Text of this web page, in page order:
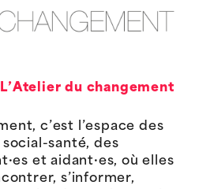
L’Atelier du changement
c’est l’espace des
social-santé, des
et aidant·es, où elles
s’informer,